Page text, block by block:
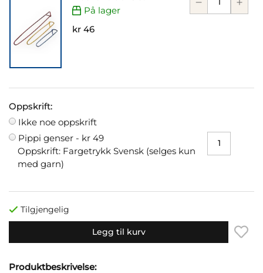
På lager
kr 46
Oppskrift:
Ikke noe oppskrift
Pippi genser - kr 49
Oppskrift: Fargetrykk Svensk (selges kun
med garn)
Tilgjengelig
Legg til kurv
Produktbeskrivelse: